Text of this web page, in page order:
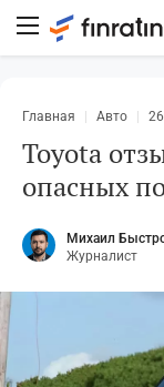
Главная Авто
Toyota
опасных
Михаил
Журналист